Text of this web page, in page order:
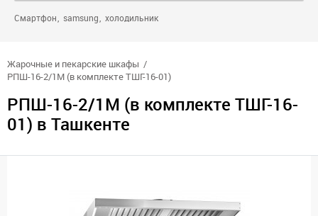
Смартфон samsung холодильник
Жарочные и пекарские шкафы
РПШ-16-2/1М (в комплекте ТШГ-16-01)
РПШ-16-2/1М (в комплекте ТШГ-16-
01) в Ташкенте